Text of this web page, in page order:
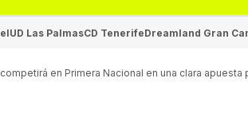
UD Las PalmasCD TenerifeDreamland Gran
en Primera Nacional en una clara apuesta